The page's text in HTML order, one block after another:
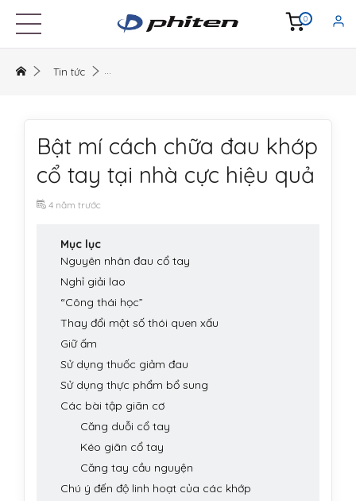
0
Tin tức
Bật mí cách chữa đau khớp
cổ tay tại nhà cực hiệu quả
4 năm trước
Mục lục
Nguyên nhân đau cổ tay
Nghỉ giải lao
“Công thái học”
Thay đổi một số thói quen xấu
Giữ ấm
Sử dụng thuốc giảm đau
Sử dụng thực phẩm bổ sung
Các bài tập giãn cơ
Căng duỗi cổ tay
Kéo giãn cổ tay
Căng tay cầu nguyện
Chú ý đến độ linh hoạt của các khớp